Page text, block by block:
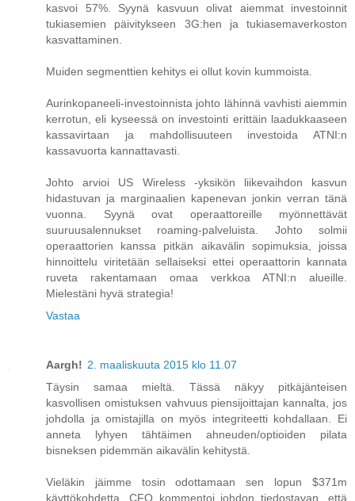
kasvoi 57%. Syynä kasvuun olivat aiemmat investoinnit
tukiasemien päivitykseen 3G:hen ja tukiasemaverkoston
kasvattaminen.
Muiden segmenttien kehitys ei ollut kovin kummoista.
Aurinkopaneeli-investoinnista johto lähinnä vavhisti aiemmin
kerrotun, eli kyseessä on investointi erittäin laadukkaaseen
kassavirtaan ja mahdollisuuteen investoida ATNI:n
kassavuorta kannattavasti.
Johto arvioi US Wireless -yksikön liikevaihdon kasvun
hidastuvan ja marginaalien kapenevan jonkin verran tänä
vuonna. Syynä ovat operaattoreille myönnettävät
suuruusalennukset roaming-palveluista. Johto solmii
operaattorien kanssa pitkän aikavälin sopimuksia, joissa
hinnoittelu viritetään sellaiseksi ettei operaattorin kannata
ruveta rakentamaan omaa verkkoa ATNI:n alueille.
Mielestäni hyvä strategia!
Vastaa
Aargh! 2. maaliskuuta 2015 klo 11.07
Täysin samaa mieltä. Tässä näkyy pitkäjänteisen
kasvollisen omistuksen vahvuus piensijoittajan kannalta, jos
johdolla ja omistajilla on myös integriteetti kohdallaan. Ei
anneta lyhyen tähtäimen ahneuden/optioiden pilata
bisneksen pidemmän aikavälin kehitystä.
Vieläkin jäimme tosin odottamaan sen lopun $371m
käyttökohdetta. CFO kommentoi johdon tiedostavan, että